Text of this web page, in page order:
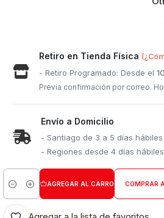
Retiro en Tienda Física
- Retiro Programado: Desde el10
Previa confirmación por correo.
Envío a Domicilio
- Santiago de 3 a 5 días hábiles
- Regiones desde 4 días hábiles
Cantidad
AGREGAR AL CARRO COMPRAR